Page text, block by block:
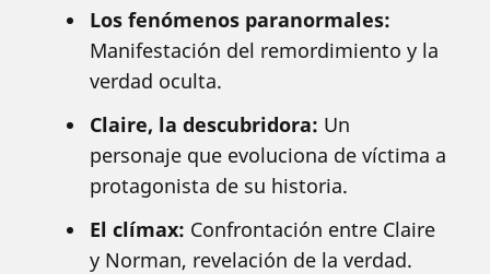
Los fenómenos paranormales:
Manifestación del remordimiento y la
verdad oculta.
Claire, la descubridora: Un
personaje que evoluciona de víctima a
protagonista de su historia.
El clímax: Confrontación entre Claire
y Norman, revelación de la verdad.